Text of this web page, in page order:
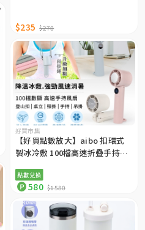
$235 $270
好買市集
【好買點數放大】aibo 扣環式
製冰冷敷 100檔高速折疊手持風
點數兌換
580 $1580